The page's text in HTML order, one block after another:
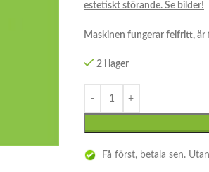
estetiskt störande. Se bilder!
Maskinen fungerar felfritt, är
2 i lager
Få först, betala sen.